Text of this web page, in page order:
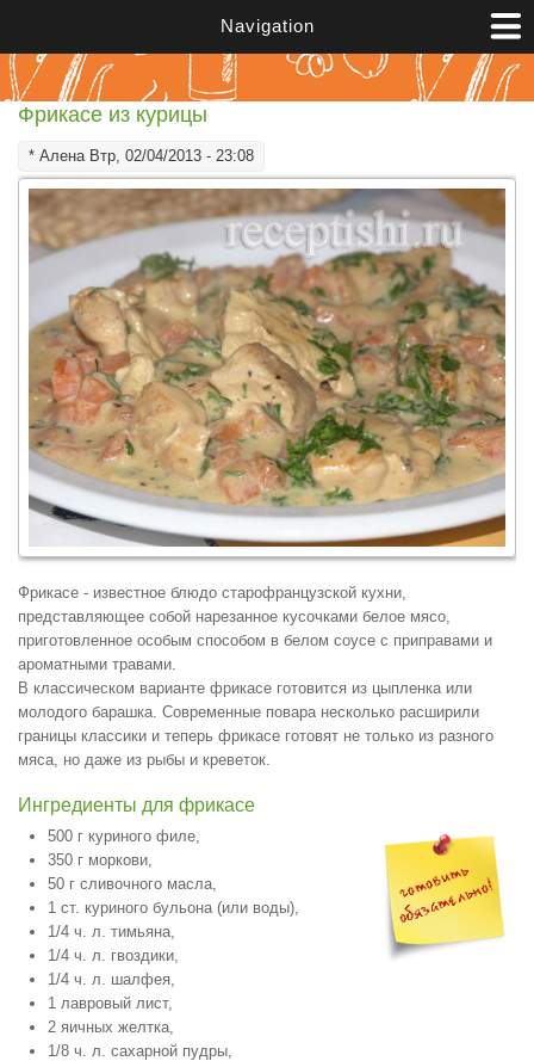
Navigation
Фрикасе из курицы
* АленаВтр, 02/04/2013 - 23:08
Фрикасе - известное блюдо старофранцузской кухни,
представляющее собой нарезанное кусочками белое мясо,
приготовленное особым способом в белом соусе с приправами и
ароматными травами.
В классическом варианте фрикасе готовится из цыпленка или
молодого барашка. Современные повара несколько расширили
границы классики и теперь фрикасе готовят не только из разного
мяса, но даже из рыбы и креветок.
Ингредиенты для фрикасе
500 г куриного филе,
350 г моркови,
50 г сливочного масла,
1 ст. куриного бульона (или воды),
1/4 ч. л. тимьяна,
1/4 ч. л. гвоздики,
1/4 ч. л. шалфея,
1 лавровый лист,
2 яичных желтка,
1/8 ч. л. сахарной пудры,